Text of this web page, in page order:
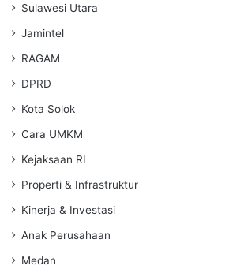
Sulawesi Utara
Jamintel
RAGAM
DPRD
Kota Solok
Cara UMKM
Kejaksaan RI
Properti & Infrastruktur
Kinerja & Investasi
Anak Perusahaan
Medan